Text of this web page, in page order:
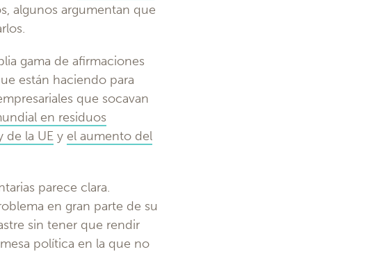
algunos argumentan que
gama de afirmaciones
están haciendo para
que socavan
en residuos
de la UE y el aumento del
parece clara.
en gran parte de su
sin tener que rendir
política en la que no